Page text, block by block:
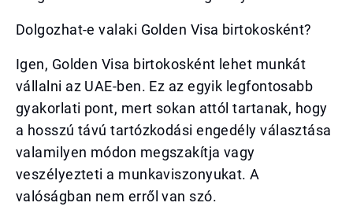
Dolgozhat-e valaki Golden Visa birtokosként?
Igen, Golden Visa birtokosként lehet munkát
vállalni az UAE-ben. Ez az egyik legfontosabb
gyakorlati pont, mert sokan attól tartanak, hogy
a hosszú távú tartózkodási engedély választása
valamilyen módon megszakítja vagy
veszélyezteti a munkaviszonyukat. A
valóságban nem erről van szó.